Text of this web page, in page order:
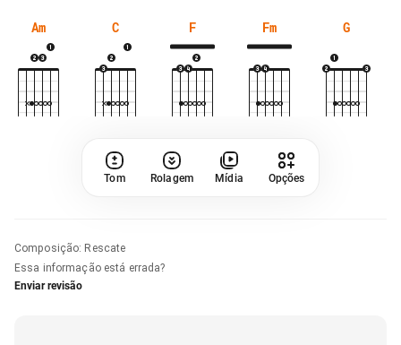
Am C F Fm G
Tom Rolagem Mídia Opções
Composição: Rescate
Essa informação está errada?
Enviar revisão